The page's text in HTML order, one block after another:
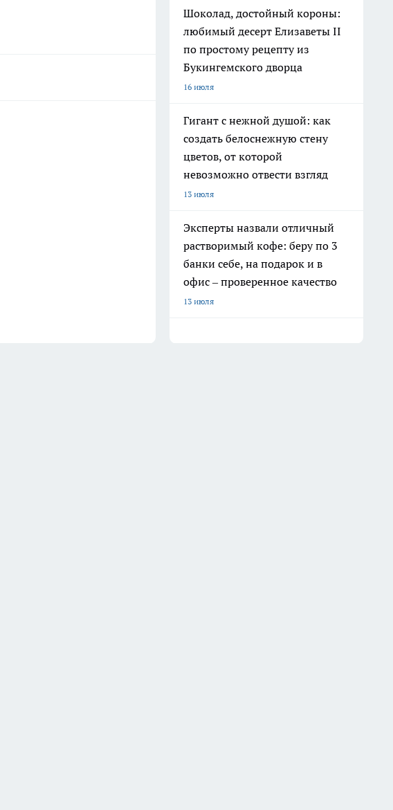
Шоколад, достойный короны:
любимый десерт Елизаветы II
по простому рецепту из
Букингемского дворца
16 июля
Гигант с нежной душой: как
создать белоснежную стену
цветов, от которой
невозможно отвести взгляд
13 июля
Эксперты назвали отличный
растворимый кофе: беру по 3
банки себе, на подарок и в
офис – проверенное качество
13 июля